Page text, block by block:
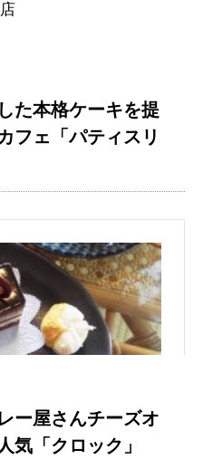
た本格ケーキを提
フェ「パティスリ
ー屋さんチーズオ
気「クロック」